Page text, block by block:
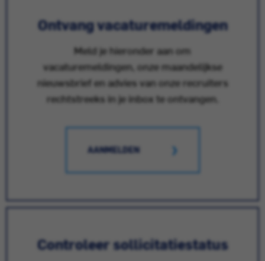
Ontvang vacaturemeldingen
Meld je hieronder aan om
vacaturemeldingen, onze maandelijkse
nieuwsbrief en advies van onze recruiters
rechtstreeks in je inbox te ontvangen.
AANMELDEN
Controleer sollicitatiestatus